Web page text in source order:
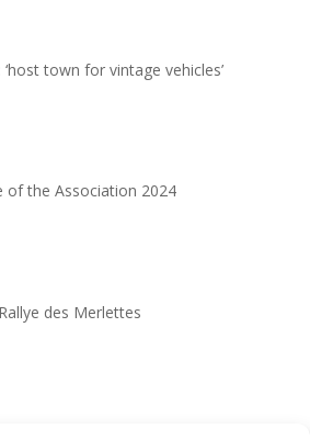
‘host town for vintage vehicles’
of the Association 2024
des Merlettes